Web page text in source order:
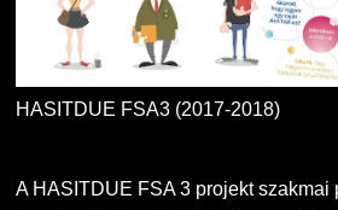
HASITDUE FSA3 (2017-2018)
A HASITDUE FSA 3 projekt szakmai